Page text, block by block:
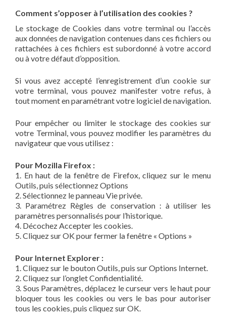
Comment s’opposer à l’utilisation des cookies ?
Le stockage de Cookies dans votre terminal ou l’accès
aux données de navigation contenues dans ces fichiers ou
rattachées à ces fichiers est subordonné à votre accord
ou à votre défaut d’opposition.
Si vous avez accepté l’enregistrement d’un cookie sur
votre terminal, vous pouvez manifester votre refus, à
tout moment en paramétrant votre logiciel de navigation.
Pour empêcher ou limiter le stockage des cookies sur
votre Terminal, vous pouvez modifier les paramètres du
navigateur que vous utilisez :
Pour Mozilla Firefox :
1. En haut de la fenêtre de Firefox, cliquez sur le menu
Outils, puis sélectionnez Options
2. Sélectionnez le panneau Vie privée.
3. Paramétrez Règles de conservation : à utiliser les
paramètres personnalisés pour l’historique.
4. Décochez Accepter les cookies.
5. Cliquez sur OK pour fermer la fenêtre « Options »
Pour Internet Explorer :
1. Cliquez sur le bouton Outils, puis sur Options Internet.
2. Cliquez sur l’onglet Confidentialité.
3. Sous Paramètres, déplacez le curseur vers le haut pour
bloquer tous les cookies ou vers le bas pour autoriser
tous les cookies, puis cliquez sur OK.